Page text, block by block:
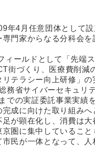
年4月任意団体として
門家からなる分科会
ールドとして「先端
街づくり、医療費削減
テラシー向上研修」
務省サイバーセキュリ
での実証委託事業実績
成に向けた取り組み
が顕在化し、消費は
圏に集中しているこ
民が一体となって、